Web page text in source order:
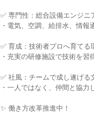
✅ 専門性：総合設備エンジニ
・電気、空調、給排水、情報
✅ 育成：技術者プロへ育てる
・充実の研修施設で技術を習
✅ 社風：チームで成し遂げる
・一人ではなく、仲間と協力
✨ 働き方改革推進中！